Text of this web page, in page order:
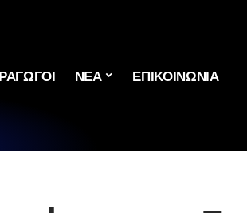
ΝΕΑ ΕΠΙΚΟΙΝΩΝΙΑ